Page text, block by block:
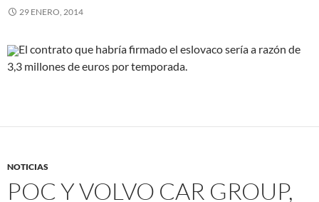
29 ENERO, 2014
El contrato que habría firmado el eslovaco sería a razón de
3,3 millones de euros por temporada.
NOTICIAS
POC Y VOLVO CAR GROUP,